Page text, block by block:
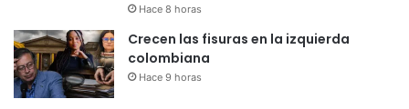
Hace 8 horas
Crecen las fisuras en la izquierda
colombiana
Hace 9 horas